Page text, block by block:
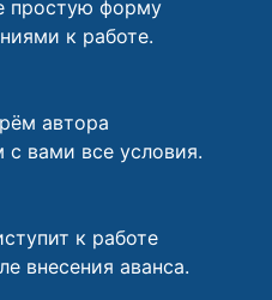
простую форму
к работе.
автора
с вами все условия.
к работе
внесения аванса.